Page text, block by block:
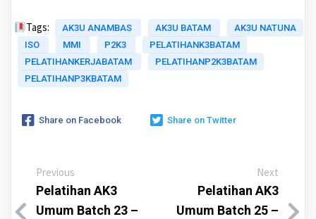
Tags: AK3U ANAMBAS AK3U BATAM
AK3U NATUNA
ISO
MMI P2K3
PELATIHANK3BATAM
PELATIHANKERJABATAM
PELATIHANP2K3BATAM
PELATIHANP3KBATAM
Share on Facebook Share on Twitter
Previous
Pelatihan AK3
Umum Batch 23 –
Next
Pelatihan AK3
Umum Batch 25 –